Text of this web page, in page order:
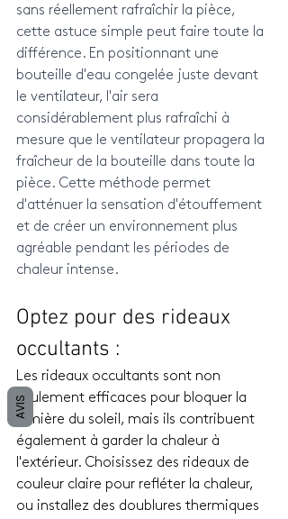
sans réellement rafraîchir la pièce,
cette astuce simple peut faire toute la
différence. En positionnant une
bouteille d'eau congelée juste devant
le ventilateur, l'air sera
considérablement plus rafraîchi à
mesure que le ventilateur propagera la
fraîcheur de la bouteille dans toute la
pièce. Cette méthode permet
d'atténuer la sensation d'étouffement
et de créer un environnement plus
agréable pendant les périodes de
chaleur intense.
Optez pour des rideaux
occultants :
Les rideaux occultants sont non
seulement efficaces pour bloquer la
lumière du soleil, mais ils contribuent
également à garder la chaleur à
l'extérieur. Choisissez des rideaux de
couleur claire pour refléter la chaleur,
ou installez des doublures thermiques
AVIS